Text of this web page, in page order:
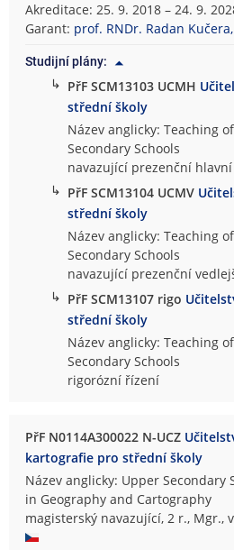
Akreditace: 25. 9. 2018 – 24. 9.
Garant: prof. RNDr. Radan Kučera,
Studijní plány:
↳ PřF SCM13103 UCMH
střední školy
Název anglicky: Teaching
Secondary Schools
navazující prezenční hlavní
↳ PřF SCM13104 UCMV
střední školy
Název anglicky: Teaching
Secondary Schools
navazující prezenční
↳ PřF SCM13107 rigo
střední školy
Název anglicky: Teaching
Secondary Schools
rigorózní řízení
PřF N0114A300022 N-UCZ
kartografie pro střední školy
Název anglicky: Upper Secondary
in Geography and Cartography
magisterský navazující, 2 r., Mgr.,